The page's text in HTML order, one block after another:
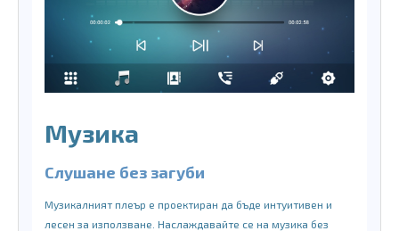
Музика
Слушане без загуби
Музикалният плеър е проектиран да бъде интуитивен и
лесен за използване. Наслаждавайте се на музика без